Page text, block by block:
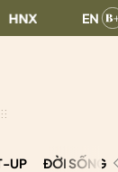
293.05 0.14 (0.05%)
UP ĐỜI SỐNG